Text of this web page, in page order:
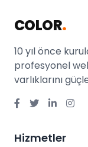
COLOR.
10 yıl önce
profesyonel
varlıklarını
Hizmetler